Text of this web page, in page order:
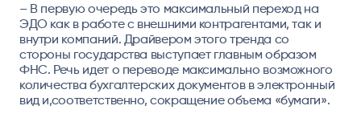
– В первую очередь это максимальный переход на
ЭДО как в работе с внешними контрагентами, так и
внутри компаний. Драйвером этого тренда со
стороны государства выступает главным образом
ФНС. Речь идет о переводе максимально возможного
количества бухгалтерских документов в электронный
вид и,соответственно, сокращение объема «бумаги».